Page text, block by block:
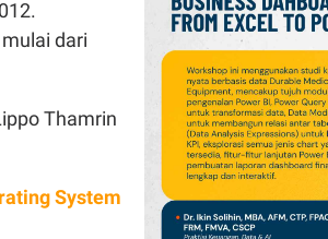
dari
Thamrin
System